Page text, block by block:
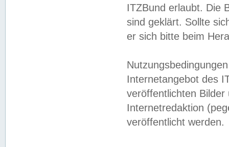
ITZBund erlaubt. Die
sind geklärt. Sollte
er sich bitte beim
Internetangebot des
veröffentlichten
Internetredaktion
veröffentlicht werden.